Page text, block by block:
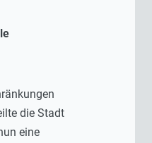
die Stadt
eine